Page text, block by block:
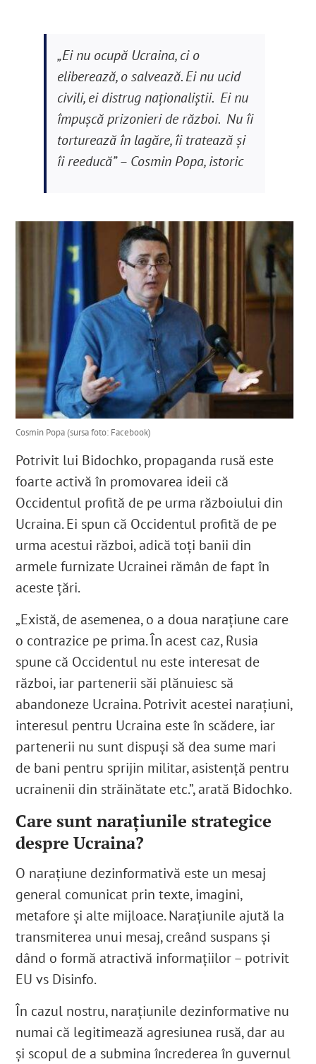
„Ei nu ocupă Ucraina, ci o
eliberează, o salvează. Ei nu ucid
civili, ei distrug naționaliștii. Ei nu
împușcă prizonieri de război. Nu îi
torturează în lagăre, îi tratează și
îi reeducă” – Cosmin Popa, istoric
Cosmin Popa (sursa foto: Facebook)
Potrivit lui Bidochko, propaganda rusă este
foarte activă în promovarea ideii că
Occidentul profită de pe urma războiului din
Ucraina. Ei spun că Occidentul profită de pe
urma acestui război, adică toți banii din
armele furnizate Ucrainei rămân de fapt în
aceste țări.
„Există, de asemenea, o a doua narațiune care
o contrazice pe prima. În acest caz, Rusia
spune că Occidentul nu este interesat de
război, iar partenerii săi plănuiesc să
abandoneze Ucraina. Potrivit acestei narațiuni,
interesul pentru Ucraina este în scădere, iar
partenerii nu sunt dispuși să dea sume mari
de bani pentru sprijin militar, asistență pentru
ucrainenii din străinătate etc.”, arată Bidochko.
Care sunt narațiunile strategice
despre Ucraina?
O narațiune dezinformativă este un mesaj
general comunicat prin texte, imagini,
metafore și alte mijloace. Narațiunile ajută la
transmiterea unui mesaj, creând suspans și
dând o formă atractivă informațiilor – potrivit
EU vs Disinfo.
În cazul nostru, narațiunile dezinformative nu
numai că legitimează agresiunea rusă, dar au
și scopul de a submina încrederea în guvernul